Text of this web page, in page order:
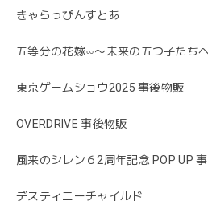
きゃらっぴんすとあ
五等分の花嫁∽〜未来の五つ子たち
東京ゲームショウ2025 事後物販
OVERDRIVE 事後物販
風来のシレン６2周年記念 POP UP
デスティニーチャイルド